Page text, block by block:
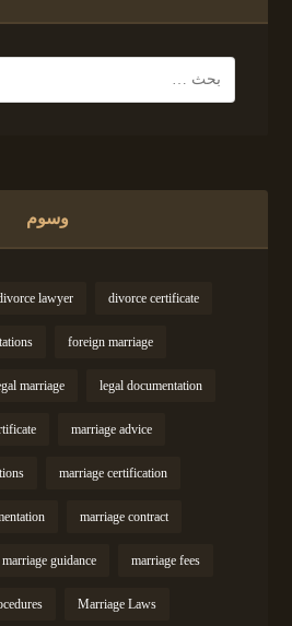
وسوم
divorce certificate
lawyer
foreign marriage
legal documentation
marriage
marriage advice
marriage certification
marriage contract
marriage fees
marriage guidance
Marriage Laws